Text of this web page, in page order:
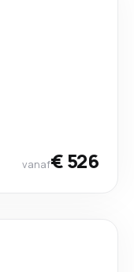
vanaf€ 526